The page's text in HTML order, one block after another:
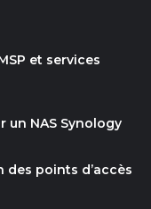
et services
un NAS Synology
points d’accès